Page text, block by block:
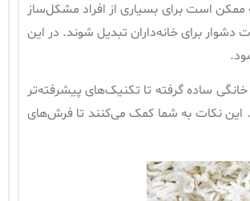
است برای بسیاری از افراد مشکل‌ساز
برای خانه‌داران تبدیل شوند. در این
خانگی ساده گرفته تا تکنیک‌های پیشرفته‌تر
این نکات به شما کمک می‌کنند تا فرش‌های